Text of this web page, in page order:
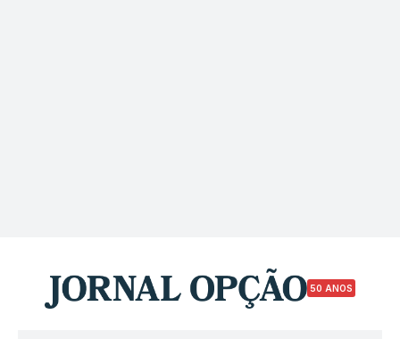
50 ANOS